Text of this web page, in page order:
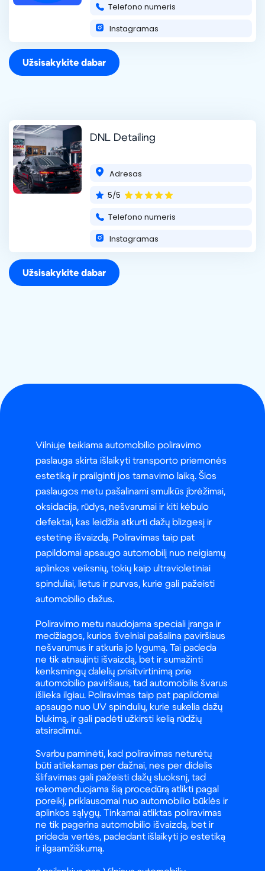
Telefono numeris
Instagramas
Užsisakykite dabar
DNL Detailing
Adresas
5/5
Telefono numeris
Instagramas
Užsisakykite dabar
Vilniuje teikiama automobilio poliravimo
paslauga skirta išlaikyti transporto priemonės
estetiką ir prailginti jos tarnavimo laiką. Šios
paslaugos metu pašalinami smulkūs įbrėžimai,
oksidacija, rūdys, nešvarumai ir kiti kėbulo
defektai, kas leidžia atkurti dažų blizgesį ir
estetinę išvaizdą. Poliravimas taip pat
papildomai apsaugo automobilį nuo neigiamų
aplinkos veiksnių, tokių kaip ultravioletiniai
spinduliai, lietus ir purvas, kurie gali pažeisti
automobilio dažus.
Poliravimo metu naudojama speciali įranga ir
medžiagos, kurios švelniai pašalina paviršiaus
nešvarumus ir atkuria jo lygumą. Tai padeda
ne tik atnaujinti išvaizdą, bet ir sumažinti
kenksmingų dalelių prisitvirtinimą prie
automobilio paviršiaus, tad automobilis švarus
išlieka ilgiau. Poliravimas taip pat papildomai
apsaugo nuo UV spindulių, kurie sukelia dažų
blukimą, ir gali padėti užkirsti kelią rūdžių
atsiradimui.
Svarbu paminėti, kad poliravimas neturėtų
būti atliekamas per dažnai, nes per didelis
šlifavimas gali pažeisti dažų sluoksnį, tad
rekomenduojama šią procedūrą atlikti pagal
poreikį, priklausomai nuo automobilio būklės ir
aplinkos sąlygų. Tinkamai atliktas poliravimas
ne tik pagerina automobilio išvaizdą, bet ir
prideda vertės, padedant išlaikyti jo estetiką
ir ilgaamžiškumą.